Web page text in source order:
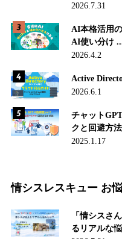
2026.7.31
AI本格活用
AI使い分け
2026.4.2
Active
2026.6.1
チャット
クと回避方
2025.1.17
情シスレスキュー お
「情シスさ
るリアルな